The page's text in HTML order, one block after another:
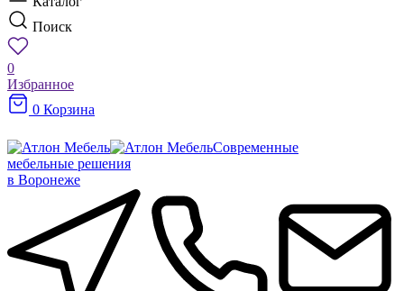
Поиск
0
Избранное
0 Корзина
Современные
мебельные решения
в Воронеже